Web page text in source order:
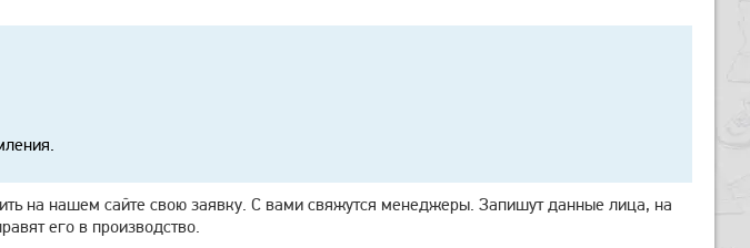
на нашем сайте свою заявку. С вами свяжутся менеджеры. Запишут данные лица, на
его в производство.